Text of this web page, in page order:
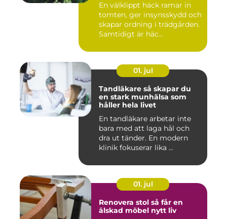
En välklippt häck ramar in
tomten, ger insynsskydd och
skapar ordning i trädgården.
Samtidigt är häc...
01. jul
Tandläkare så skapar du
en stark munhälsa som
håller hela livet
En tandläkare arbetar inte
bara med att laga hål och
dra ut tänder. En modern
klinik fokuserar lika ...
01. jul
Renovera stol så får en
älskad möbel nytt liv